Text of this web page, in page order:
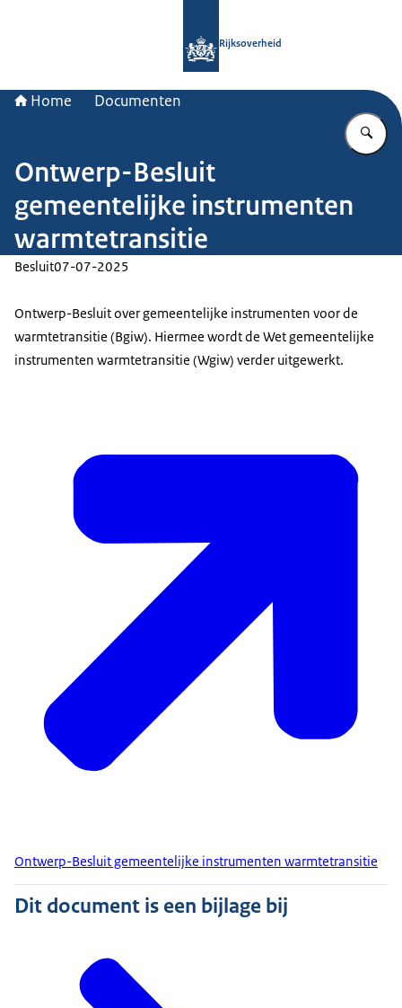
Rijksoverheid
Home Documenten
Ontwerp-Besluit
gemeentelijke instrumenten
warmtetransitie
Besluit07-07-2025
Ontwerp-Besluit over gemeentelijke instrumenten voor de
warmtetransitie (Bgiw). Hiermee wordt de Wet gemeentelijke
instrumenten warmtetransitie (Wgiw) verder uitgewerkt.
Ontwerp-Besluit gemeentelijke instrumenten warmtetransitie
Dit document is een bijlage bij